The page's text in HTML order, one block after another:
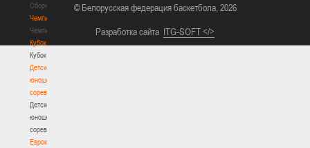
Сборные
Чемпионат
Чемпионат
Кубок
Кубок
Детско-
юношеские
соревнования
Детско-
юношеские
соревнования
Еврокубки
© Белорусская федерация баскетбола, 2026
Разработка сайта ITG-SOFT </>